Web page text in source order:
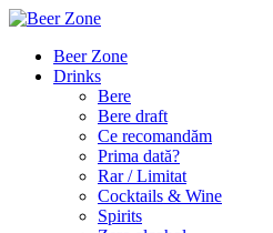
Beer Zone
Drinks
Bere
Bere draft
Ce recomandăm
Prima dată?
Rar / Limitat
Cocktails & Wine
Spirits